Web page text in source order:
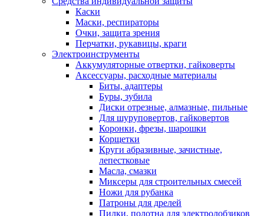
Каски
Маски, респираторы
Очки, защита зрения
Перчатки, рукавицы, краги
Электроинструменты
Аккумуляторные отвертки, гайковерты
Аксессуары, расходные материалы
Биты, адаптеры
Буры, зубила
Диски отрезные, алмазные, пильные
Для шуруповертов, гайковертов
Коронки, фрезы, шарошки
Корщетки
Круги абразивные, зачистные,
лепестковые
Масла, смазки
Миксеры для строительных смесей
Ножи для рубанка
Патроны для дрелей
Пилки, полотна для электролобзиков